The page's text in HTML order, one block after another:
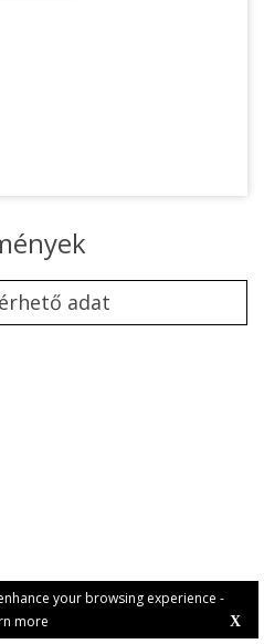
your browsing experience -
more
X
adat